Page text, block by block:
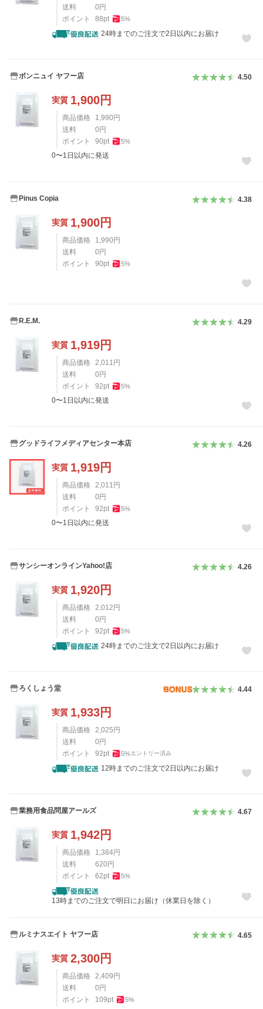
送料
0 円
ポイント
88pt 5%
24時までのご注文で2日以内にお届け
ボンニュイ ヤフー店 4.50
実質 1,900円
商品価格 1,990 円
送料
0 円
ポイント
90pt 5%
0〜1日以内に発送
Pinus Copia 4.38
実質 1,900円
商品価格 1,990 円
送料
0 円
ポイント
90pt 5%
R.E.M. 4.29
実質 1,919円
商品価格 2,011 円
送料
0 円
ポイント
92pt 5%
0〜1日以内に発送
グッドライフメディアセンター本店 4.26
実質 1,919円
商品価格 2,011 円
送料
0 円
ポイント
92pt 5%
0〜1日以内に発送
サンシーオンラインYahoo!店 4.26
実質 1,920円
商品価格 2,012 円
送料
0 円
ポイント
92pt 5%
24時までのご注文で2日以内にお届け
ろくしょう堂 4.44
実質 1,933円
商品価格 2,025 円
送料
0 円
ポイント
92pt 5%エントリー済み
12時までのご注文で2日以内にお届け
業務用食品問屋アールズ 4.67
実質 1,942円
商品価格 1,384円
送料
620 円
ポイント
62pt 5%
13時までのご注文で明日にお届け（休業日を除く）
ルミナスエイト ヤフー店 4.65
実質 2,300円
商品価格 2,409円
送料
0円
ポイント
109pt 5%